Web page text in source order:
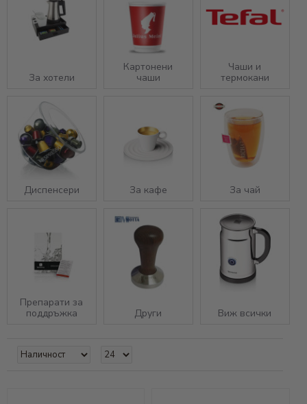
За хотели
Картонени
чаши
Чаши и
термокани
Диспенсери За кафе За чай
Препарати за
поддръжка
Други Виж всички